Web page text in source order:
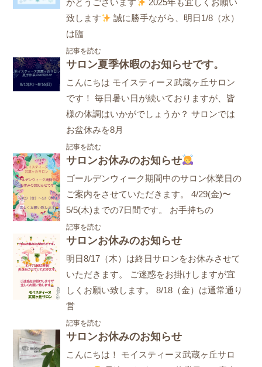
がとうございます
2025年も宜しくお願い
致します
誠に勝手ながら、明日1/8（水）
は臨
記事を読む
サロン夏季休暇のお知らせです。
こんにちは モイスティーヌ武蔵ヶ丘サロン
です！ 毎日暑い日が続いておりますが、皆
様の体調はいかがでしょうか？ サロンでは
お盆休みを8月
記事を読む
サロンお休みのお知らせ
ゴールデンウィーク期間中のサロン休業日の
ご案内をさせていただきます。 4/29(金)〜
5/5(木)までの7日間です。 お手持ちの
記事を読む
サロンお休みのお知らせ
明日8/17（木）は終日サロンをお休みさせて
いただきます。 ご迷惑をお掛けしますが宜
しくお願い致します。 8/18（金）は通常通り
営
記事を読む
サロンお休みのお知らせ
こんにちは！ モイスティーヌ武蔵ヶ丘サロ